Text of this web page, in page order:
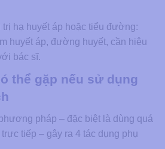
hạ huyết áp hoặc tiểu đường:
huyết áp, đường huyết, cần hiệu
bác sĩ.
thể gặp nếu sử dụng
pháp – đặc biệt là dùng quá
tiếp – gây ra 4 tác dụng phụ